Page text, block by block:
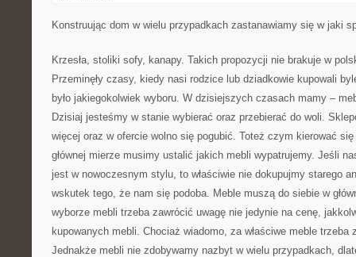
Konstruując dom w wielu przypadkach zastanawiamy się w jaki
Krzesła, stoliki sofy, kanapy. Takich propozycji nie brakuje w
Przeminęły czasy, kiedy nasi rodzice lub dziadkowie kupowali
było jakiegokolwiek wyboru. W dzisiejszych czasach mamy –
Dzisiaj jesteśmy w stanie wybierać oraz przebierać do woli.
więcej oraz w ofercie wolno się pogubić. Toteż czym kierować
głównej mierze musimy ustalić jakich mebli wypatrujemy. Jeśli
jest w nowoczesnym stylu, to właściwie nie dokupujmy starego
wskutek tego, że nam się podoba. Meble muszą do siebie w
wyborze mebli trzeba zawrócić uwagę nie jedynie na cenę,
kupowanych mebli. Chociaż wiadomo, za właściwe meble trzeba
Jednakże mebli nie zdobywamy nazbyt w wielu przypadkach,